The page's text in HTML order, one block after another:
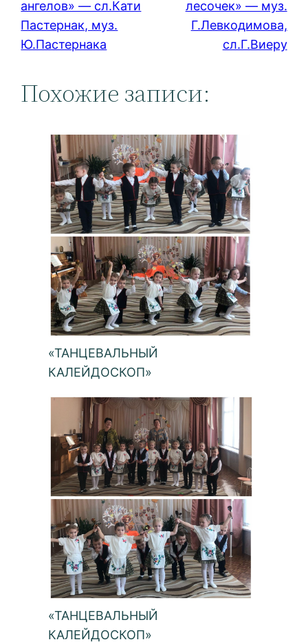
ангелов» — сл.Кати
Пастернак, муз.
Ю.Пастернака
лесочек» — муз.
Г.Левкодимова,
сл.Г.Виеру
Похожие записи:
«ТАНЦЕВАЛЬНЫЙ
КАЛЕЙДОСКОП»
«ТАНЦЕВАЛЬНЫЙ
КАЛЕЙДОСКОП»